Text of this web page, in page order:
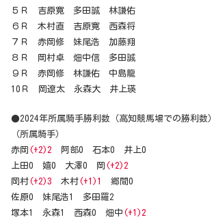
５Ｒ 吉原寛 多田誠 林謙佑
６Ｒ 木村直 吉原寛 西森将
７Ｒ 赤岡修 妹尾浩 加藤翔
８Ｒ 岡村卓 畑中信 多田誠
９Ｒ 赤岡修 林謙佑 中島龍
10Ｒ 岡遼太 永森大 井上瑛
●2024年所属騎手勝利数（高知競馬場での勝利数）
（所属騎手）
赤岡 (+2)2 阿部0 石本0 井上0
上田0 嬉0 大澤0 岡 (+2)2
岡村(+2)3 木村(+1)1
郷間0
佐原0 妹尾浩1 多田羅2
塚本1 永森1 西森0 畑中 (+1)2